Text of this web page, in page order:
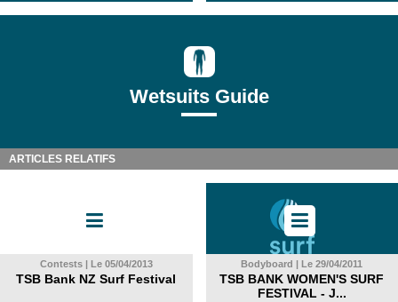
Wetsuits Guide
ARTICLES RELATIFS
Contests | Le 05/04/2013
TSB Bank NZ Surf Festival
Bodyboard | Le 29/04/2011
TSB BANK WOMEN'S SURF
FESTIVAL - J...